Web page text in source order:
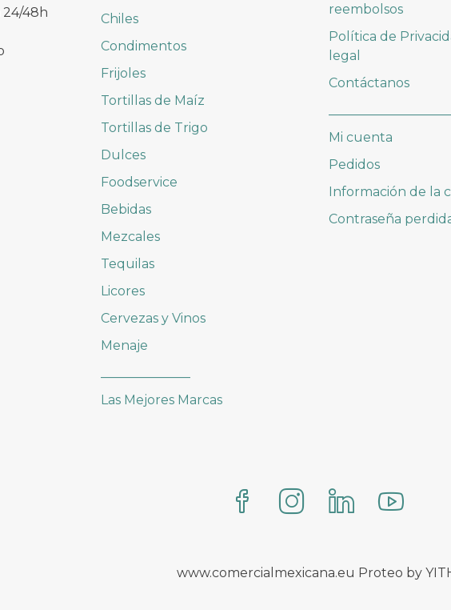
48h
Chiles
Condimentos
Frijoles
Tortillas de Maíz
Tortillas de Trigo
Dulces
Foodservice
Bebidas
Mezcales
Tequilas
Licores
Cervezas y Vinos
Menaje
Las Mejores Marcas
reembolsos
Política de
legal
Contáctanos
Mi cuenta
Pedidos
Información de la
Contraseña
www.comercialmexicana.eu Proteo by